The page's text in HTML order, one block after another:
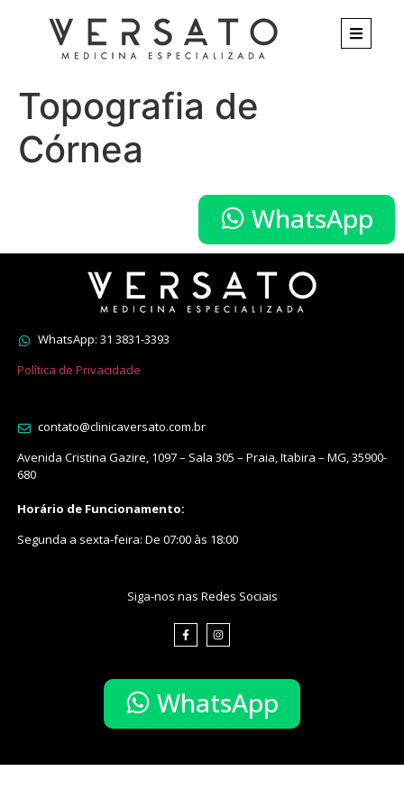
Topografia de
Córnea
WhatsApp
WhatsApp: 31 3831-3393
Política de Privacidade
contato@clinicaversato.com.br
Avenida Cristina Gazire, 1097 – Sala 305 – Praia, Itabira – MG, 35900-
680
Horário de Funcionamento:
Segunda a sexta-feira: De 07:00 às 18:00
Siga-nos nas Redes Sociais
WhatsApp